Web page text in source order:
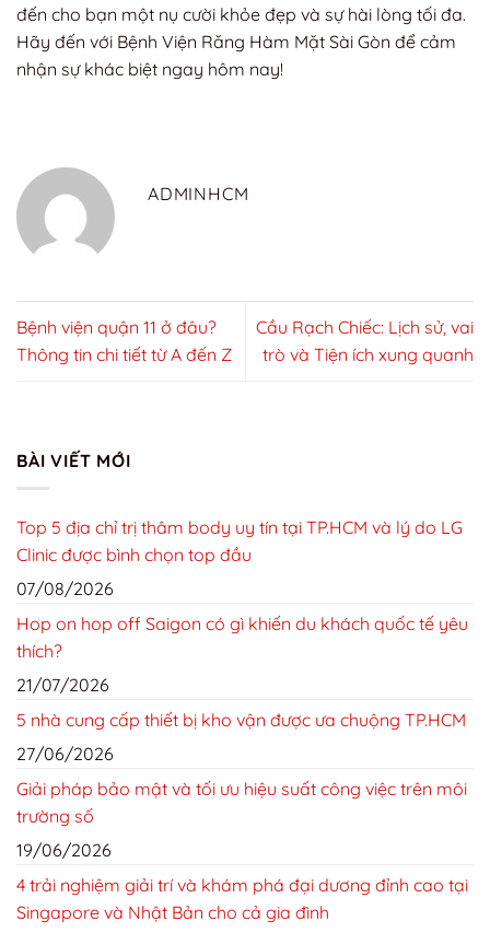
đến cho bạn một nụ cười khỏe đẹp và sự hài lòng tối đa.
Hãy đến với Bệnh Viện Răng Hàm Mặt Sài Gòn để cảm
nhận sự khác biệt ngay hôm nay!
ADMINHCM
Bệnh viện quận 11 ở đâu?
Thông tin chi tiết từ A đến Z
Cầu Rạch Chiếc: Lịch sử, vai
trò và Tiện ích xung quanh
BÀI VIẾT MỚI
Top 5 địa chỉ trị thâm body uy tín tại TP.HCM và lý do LG
Clinic được bình chọn top đầu
07/08/2026
Hop on hop off Saigon có gì khiến du khách quốc tế yêu
thích?
21/07/2026
5 nhà cung cấp thiết bị kho vận được ưa chuộng TP.HCM
27/06/2026
Giải pháp bảo mật và tối ưu hiệu suất công việc trên môi
trường số
19/06/2026
4 trải nghiệm giải trí và khám phá đại dương đỉnh cao tại
Singapore và Nhật Bản cho cả gia đình